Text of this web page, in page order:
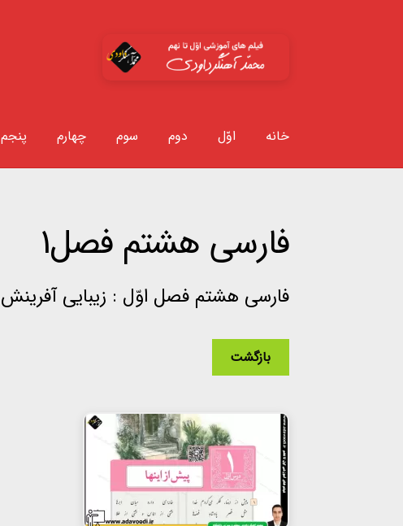
خانه اوّل دوم سوم چهارم پنجم
فارسی هشتم فصل1
فارسی هشتم فصل اوّل : زیبایی آفرینش
بازگشت